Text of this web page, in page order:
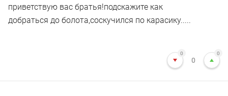
приветствую вас братья!подскажите как
добраться до болота,соскучился по карасику.....
0
0
0